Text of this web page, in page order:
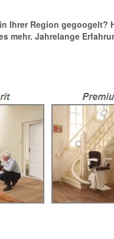
Ihrer Region gegoogelt?
mehr. Jahrelange